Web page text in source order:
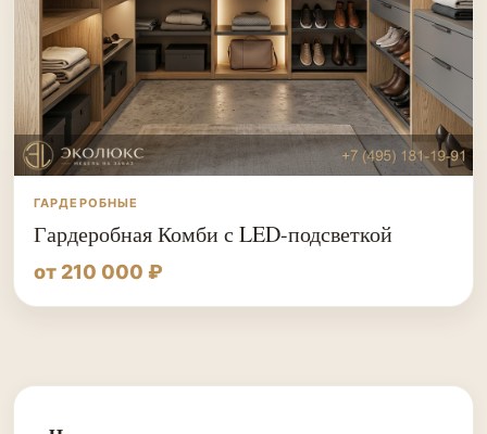
ГАРДЕРОБНЫЕ
Гардеробная Комби с LED-подсветкой
от 210 000 ₽